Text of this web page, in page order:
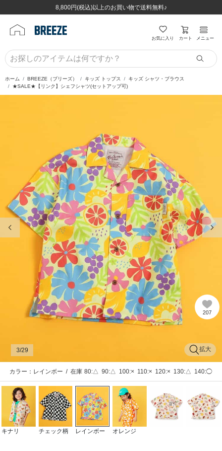
8,800円(税込)以上のお買い物で送料無料♪
ほぼ全品半額！！8/12(水)お昼12:59まで！！
8,800円(税込)以上のお買い物で送料無料♪
ほぼ全品半額！！8/12(水)お昼12:59まで！！
お気に入り カート メニュー
ホーム BREEZE（ブリーズ） キッズ トップス
キッズ シャツ・ブラウス
★SALE★【リンク】シェフシャツ(セットアップ可)
前の画像 次
207
拡大
3/29
カラー：レインボー / 在庫 80:△ 90:△ 100:× 110:× 120:× 130:△ 140:◯
キナリ チェック柄 レインボー オレンジ